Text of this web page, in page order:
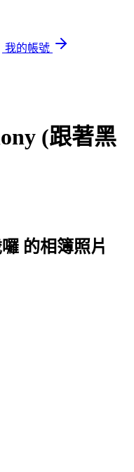
我的帳號
(跟著黑
的相簿照片